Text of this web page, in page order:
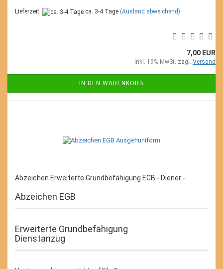
Lieferzeit: ca. 3-4 Tage (Ausland abweichend)
7,00 EUR
inkl. 19% MwSt. zzgl. Versand
IN DEN WARENKORB
Abzeichen Erweiterte Grundbefähigung EGB - Diener -
Abzeichen EGB
Erweiterte Grundbefähigung
Dienstanzug